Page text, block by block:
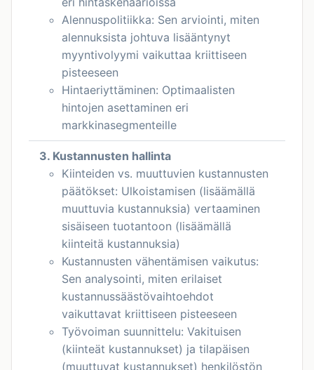
Alennuspolitiikka: Sen arviointi, miten
alennuksista johtuva lisääntynyt
myyntivolyymi vaikuttaa kriittiseen
pisteeseen
Hintaeriyttäminen: Optimaalisten
hintojen asettaminen eri
markkinasegmenteille
3. Kustannusten hallinta
Kiinteiden vs. muuttuvien kustannusten
päätökset: Ulkoistamisen (lisäämällä
muuttuvia kustannuksia) vertaaminen
sisäiseen tuotantoon (lisäämällä
kiinteitä kustannuksia)
Kustannusten vähentämisen vaikutus:
Sen analysointi, miten erilaiset
kustannussäästövaihtoehdot
vaikuttavat kriittiseen pisteeseen
Työvoiman suunnittelu: Vakituisen
(kiinteät kustannukset) ja tilapäisen
(muuttuvat kustannukset) henkilöstön